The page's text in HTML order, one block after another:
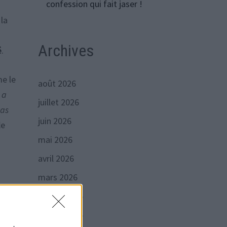
.
le
confession qui fait jaser !
Archives
août 2026
juillet 2026
juin 2026
mai 2026
avril 2026
mars 2026
février 2026
janvier 2026